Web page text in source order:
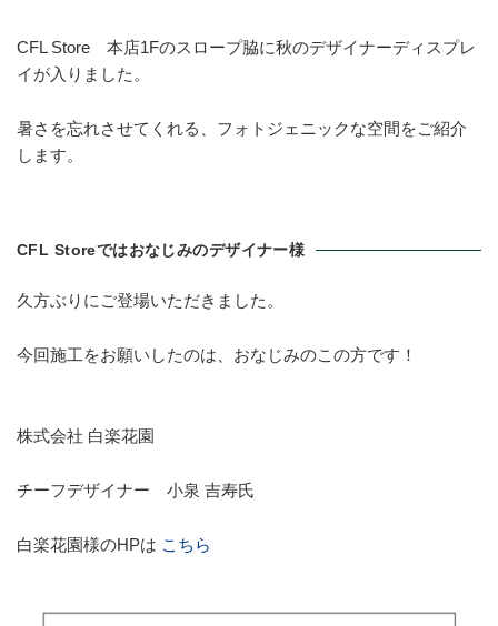
CFL Store 本店1Fのスロープ脇に秋のデザイナーディスプレ
イが入りました。
暑さを忘れさせてくれる、フォトジェニックな空間をご紹介
します。
CFL Storeではおなじみのデザイナー様
久方ぶりにご登場いただきました。
今回施工をお願いしたのは、おなじみのこの方です！
株式会社 白楽花園
チーフデザイナー 小泉 吉寿氏
白楽花園様のHPは こちら